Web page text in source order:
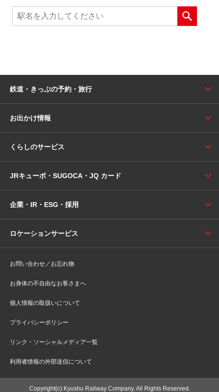
鉄道・きっぷの予約・旅行
お出かけ情報
くらしのサービス
JRキューポ・SUGOCA・JQ カード
企業・IR・ESG・採用
ロケーションサービス
お問い合わせ／お忘れ物
お身体の不自由なお客さまへ
個人情報の取扱いについて
プライバシーポリシー
リンク・ソーシャルメディア一覧
利用者情報の外部送信について
Copyright(c) Kyushu Railway Company. All Rights Reserved.